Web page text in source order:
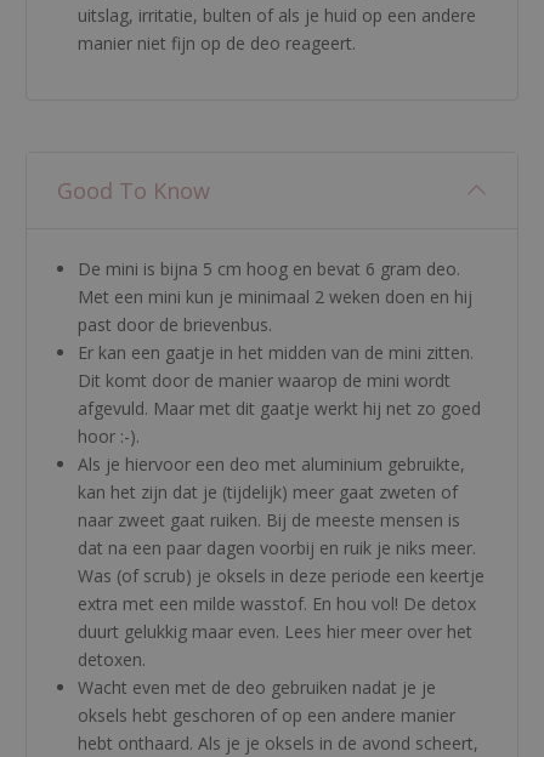
uitslag, irritatie, bulten of als je huid op een andere
manier niet fijn op de deo reageert.
Good To Know
De mini is bijna 5 cm hoog en bevat 6 gram deo.
Met een mini kun je minimaal 2 weken doen en hij
past door de brievenbus.
Er kan een gaatje in het midden van de mini zitten.
Dit komt door de manier waarop de mini wordt
afgevuld. Maar met dit gaatje werkt hij net zo goed
hoor :-).
Als je hiervoor een deo met aluminium gebruikte,
kan het zijn dat je (tijdelijk) meer gaat zweten of
naar zweet gaat ruiken. Bij de meeste mensen is
dat na een paar dagen voorbij en ruik je niks meer.
Was (of scrub) je oksels in deze periode een keertje
extra met een milde wasstof. En hou vol! De detox
duurt gelukkig maar even. Lees hier meer over het
detoxen.
Wacht even met de deo gebruiken nadat je je
oksels hebt geschoren of op een andere manier
hebt onthaard. Als je je oksels in de avond scheert,